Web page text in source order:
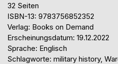
32 Seiten
ISBN-13: 9783756852352
Verlag: Books on Demand
Erscheinungsdatum: 19.12.2022
Sprache: Englisch
Schlagworte: military history,